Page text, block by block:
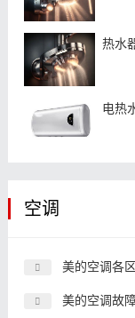
热水
电热
空调
美的空调各
美的空调故